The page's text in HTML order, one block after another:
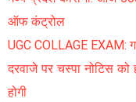
ऑफ कंट्रोल
UGC COLLAGE EXAM:
दरवाजे पर चस्पा नोटिस
होगी